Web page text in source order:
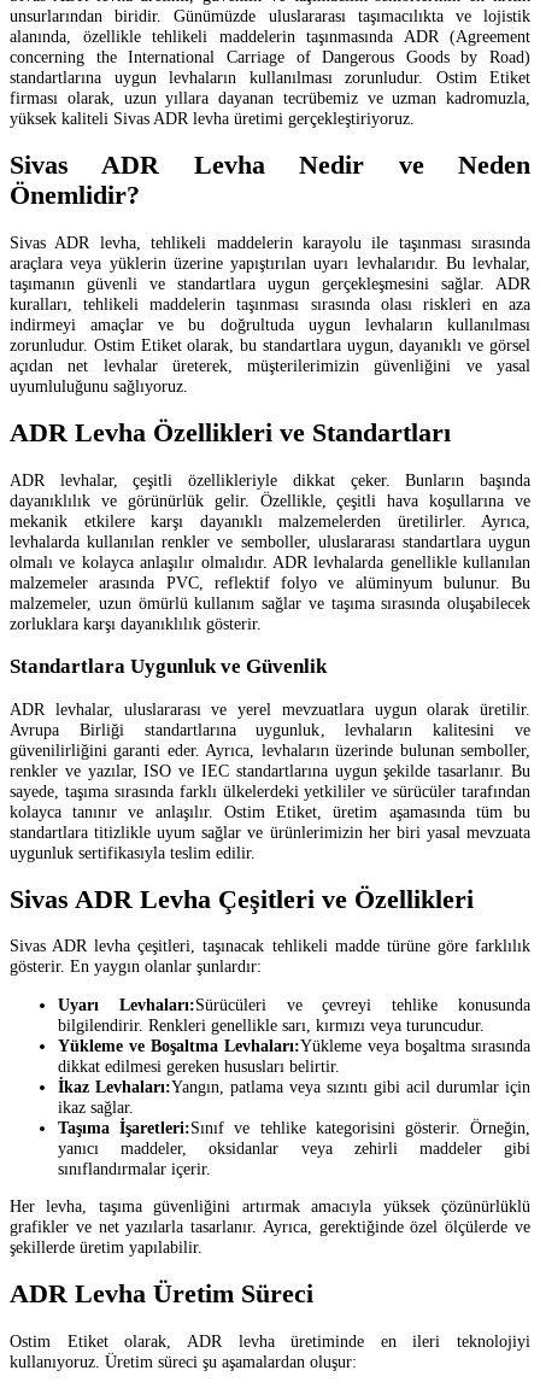
unsurlarından biridir. Günümüzde uluslararası taşımacılıkta ve lojistik
alanında, özellikle tehlikeli maddelerin taşınmasında ADR (Agreement
concerning the International Carriage of Dangerous Goods by Road)
standartlarına uygun levhaların kullanılması zorunludur. Ostim Etiket
firması olarak, uzun yıllara dayanan tecrübemiz ve uzman kadromuzla,
yüksek kaliteli Sivas ADR levha üretimi gerçekleştiriyoruz.
Sivas ADR Levha Nedir ve Neden
Önemlidir?
Sivas ADR levha, tehlikeli maddelerin karayolu ile taşınması sırasında
araçlara veya yüklerin üzerine yapıştırılan uyarı levhalarıdır. Bu levhalar,
taşımanın güvenli ve standartlara uygun gerçekleşmesini sağlar. ADR
kuralları, tehlikeli maddelerin taşınması sırasında olası riskleri en aza
indirmeyi amaçlar ve bu doğrultuda uygun levhaların kullanılması
zorunludur. Ostim Etiket olarak, bu standartlara uygun, dayanıklı ve görsel
açıdan net levhalar üreterek, müşterilerimizin güvenliğini ve yasal
uyumluluğunu sağlıyoruz.
ADR Levha Özellikleri ve Standartları
ADR levhalar, çeşitli özellikleriyle dikkat çeker. Bunların başında
dayanıklılık ve görünürlük gelir. Özellikle, çeşitli hava koşullarına ve
mekanik etkilere karşı dayanıklı malzemelerden üretilirler. Ayrıca,
levhalarda kullanılan renkler ve semboller, uluslararası standartlara uygun
olmalı ve kolayca anlaşılır olmalıdır. ADR levhalarda genellikle kullanılan
malzemeler arasında PVC, reflektif folyo ve alüminyum bulunur. Bu
malzemeler, uzun ömürlü kullanım sağlar ve taşıma sırasında oluşabilecek
zorluklara karşı dayanıklılık gösterir.
Standartlara Uygunluk ve Güvenlik
ADR levhalar, uluslararası ve yerel mevzuatlara uygun olarak üretilir.
Avrupa Birliği standartlarına uygunluk, levhaların kalitesini ve
güvenilirliğini garanti eder. Ayrıca, levhaların üzerinde bulunan semboller,
renkler ve yazılar, ISO ve IEC standartlarına uygun şekilde tasarlanır. Bu
sayede, taşıma sırasında farklı ülkelerdeki yetkililer ve sürücüler tarafından
kolayca tanınır ve anlaşılır. Ostim Etiket, üretim aşamasında tüm bu
standartlara titizlikle uyum sağlar ve ürünlerimizin her biri yasal mevzuata
uygunluk sertifikasıyla teslim edilir.
Sivas ADR Levha Çeşitleri ve Özellikleri
Sivas ADR levha çeşitleri, taşınacak tehlikeli madde türüne göre farklılık
gösterir. En yaygın olanlar şunlardır:
Uyarı Levhaları:Sürücüleri ve çevreyi tehlike konusunda
bilgilendirir. Renkleri genellikle sarı, kırmızı veya turuncudur.
Yükleme ve Boşaltma Levhaları:Yükleme veya boşaltma sırasında
dikkat edilmesi gereken hususları belirtir.
İkaz Levhaları:Yangın, patlama veya sızıntı gibi acil durumlar için
ikaz sağlar.
Taşıma İşaretleri:Sınıf ve tehlike kategorisini gösterir. Örneğin,
yanıcı maddeler, oksidanlar veya zehirli maddeler gibi
sınıflandırmalar içerir.
Her levha, taşıma güvenliğini artırmak amacıyla yüksek çözünürlüklü
grafikler ve net yazılarla tasarlanır. Ayrıca, gerektiğinde özel ölçülerde ve
şekillerde üretim yapılabilir.
ADR Levha Üretim Süreci
Ostim Etiket olarak, ADR levha üretiminde en ileri teknolojiyi
kullanıyoruz. Üretim süreci şu aşamalardan oluşur: